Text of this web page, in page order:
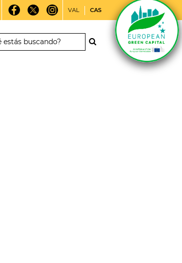
VAL CAS